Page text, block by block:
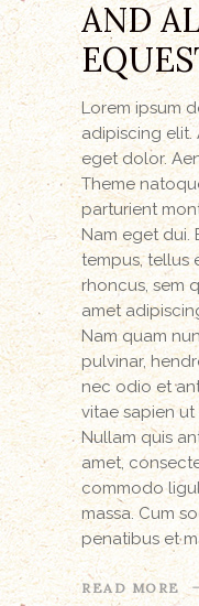
AND
Lorem ipsum
adipiscing
eget dolor.
Theme
parturient
Nam eget dui.
tempus, tellus
rhoncus, sem
amet
Nam quam
pulvinar,
nec odio et
vitae sapien
Nullam quis
amet,
commodo
massa. Cum
penatibus et
READ MORE